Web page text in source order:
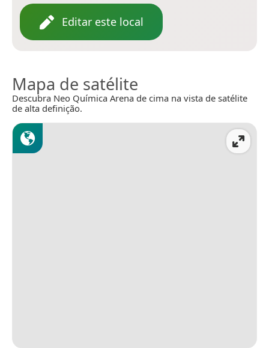
Editar este local
Mapa de satélite
Descubra Neo Química Arena de cima na vista de satélite
de alta definição.